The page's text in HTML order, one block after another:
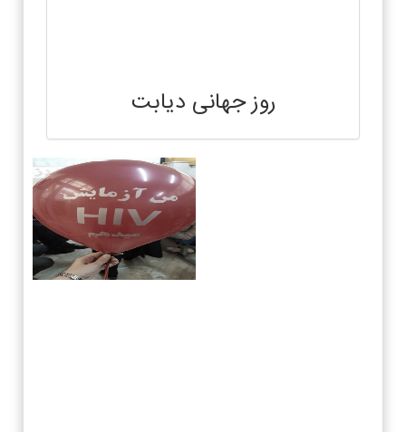
روز جهانی دیابت